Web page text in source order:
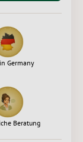
Germany
Beratung